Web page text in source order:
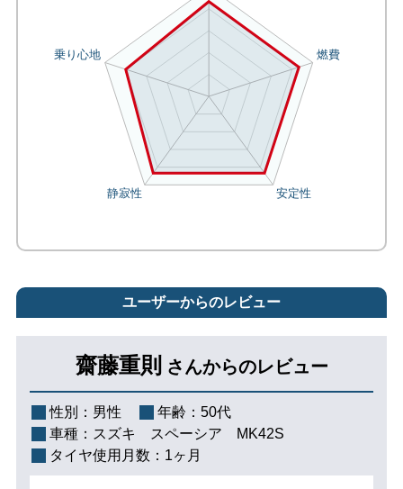
ユーザーからのレビュー
齋藤重則 さんからのレビュー
性別： 男性 年齢： 50代
車種： スズキ スペーシア MK42S
タイヤ使用月数： 1ヶ月